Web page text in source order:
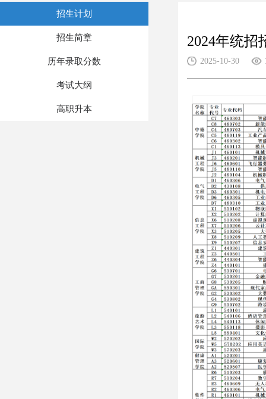
招生计划
招生简章
历年录取分数
考试大纲
高职升本
2024年统招
2025-10-30